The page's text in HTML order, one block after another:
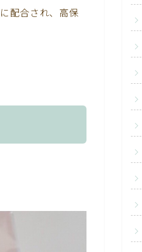
配合され、高保